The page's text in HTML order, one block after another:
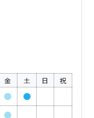
金 土 日 祝
●
●
●